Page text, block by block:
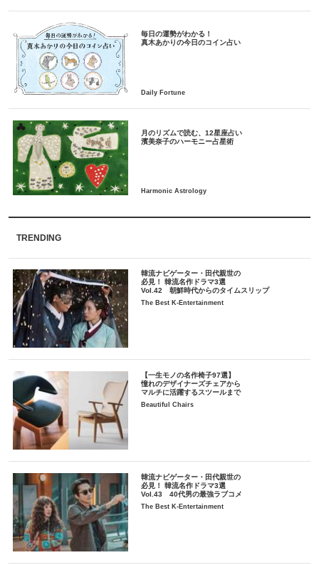
毎日の運勢がわかる！
月のリズムで読む、12星座占い
TRENDING
韓流ナビゲーター・田代親世の
必見！ 韓流名作ドラマ3選
Vol.42 朝鮮時代からのタイムスリップ
The Best K-Entertainment
【一生モノの名作椅子97選】
憧れのデザイナーズチェアから
マルチに活躍するスツールまで
Beautiful Chairs
韓流ナビゲーター・田代親世の
必見！ 韓流名作ドラマ3選
Vol.43 40代男の最強ラブコメ
The Best K-Entertainment